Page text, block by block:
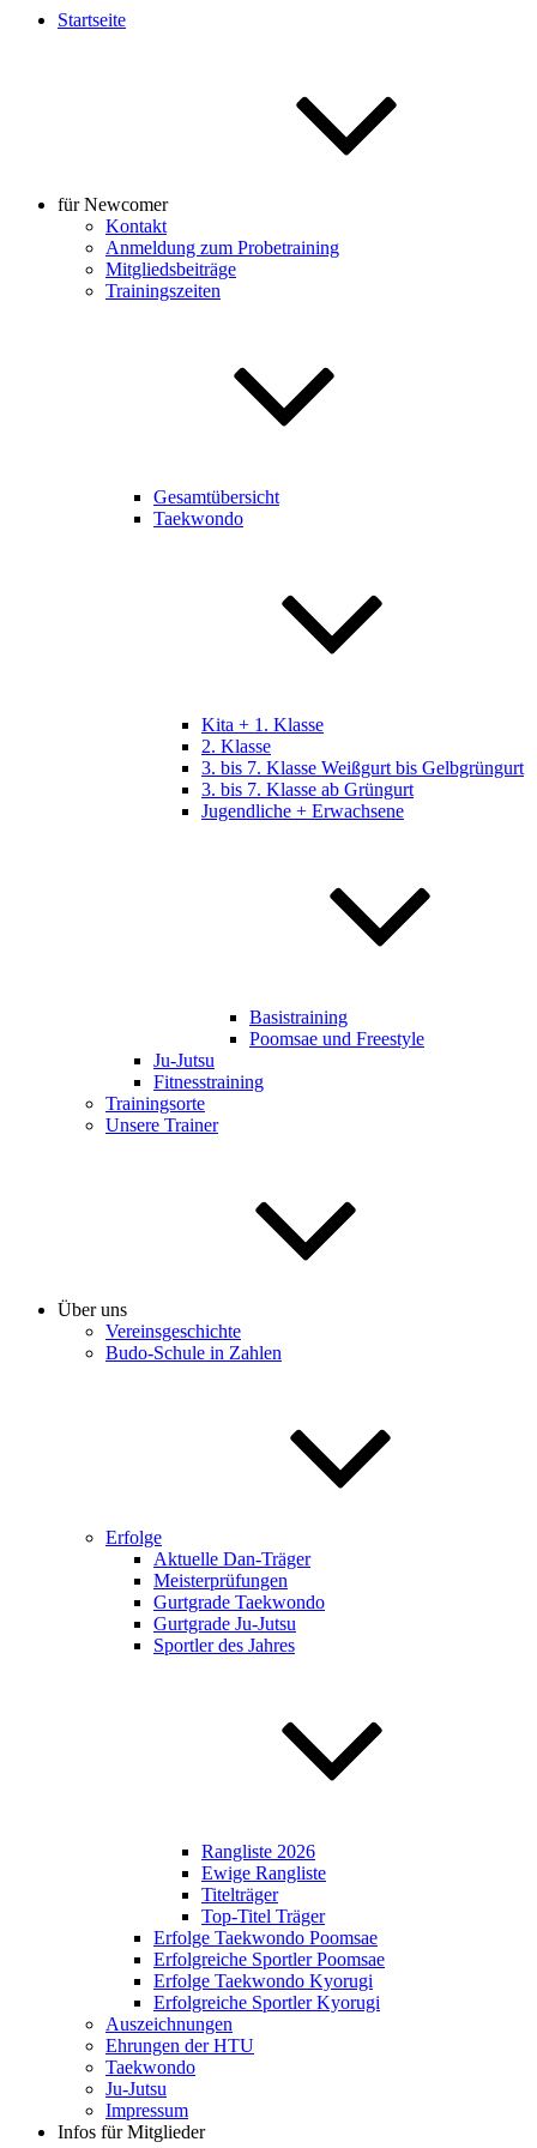
Startseite
für Newcomer
Kontakt
Anmeldung zum Probetraining
Mitgliedsbeiträge
Trainingszeiten
Gesamtübersicht
Taekwondo
Kita + 1. Klasse
2. Klasse
3. bis 7. Klasse Weißgurt bis Gelbgrüngurt
3. bis 7. Klasse ab Grüngurt
Jugendliche + Erwachsene
Basistraining
Poomsae und Freestyle
Ju-Jutsu
Fitnesstraining
Trainingsorte
Unsere Trainer
Über uns
Vereinsgeschichte
Budo-Schule in Zahlen
Erfolge
Aktuelle Dan-Träger
Meisterprüfungen
Gurtgrade Taekwondo
Gurtgrade Ju-Jutsu
Sportler des Jahres
Rangliste 2026
Ewige Rangliste
Titelträger
Top-Titel Träger
Erfolge Taekwondo Poomsae
Erfolgreiche Sportler Poomsae
Erfolge Taekwondo Kyorugi
Erfolgreiche Sportler Kyorugi
Auszeichnungen
Ehrungen der HTU
Taekwondo
Ju-Jutsu
Impressum
Infos für Mitglieder